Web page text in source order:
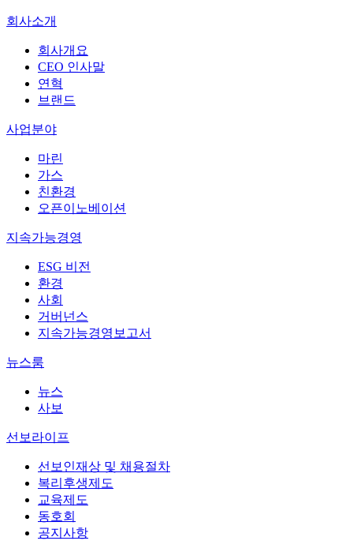
회사소개
회사개요
CEO 인사말
연혁
브랜드
사업분야
마린
가스
친환경
오픈이노베이션
지속가능경영
ESG 비전
환경
사회
거버넌스
지속가능경영보고서
뉴스룸
뉴스
사보
선보라이프
선보인재상 및 채용절차
복리후생제도
교육제도
동호회
공지사항